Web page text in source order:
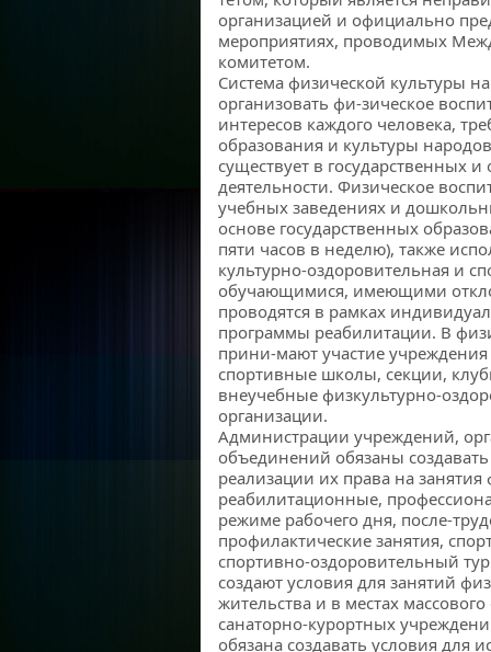
организацией и официально
мероприятиях, проводимых
комитетом.
Система физической культуры
организовать фи-зическое
интересов каждого человека,
образования и культуры
существует в государственных
деятельности. Физическое
учебных заведениях и
основе государственных
пяти часов в неделю), также
культурно-оздоровительная и
обучающимися, имеющими
проводятся в рамках
программы реабилитации. В
прини-мают участие
спортивные школы, секции,
внеучебные физкультурно-
организации.
Администрации учреждений,
объединений обязаны
реализации их права на
реабилитационные,
режиме рабочего дня, после-
профилактические занятия,
спортивно-оздоровительный
создают условия для занятий
жительства и в местах
санаторно-курортных
обязана создавать условия для